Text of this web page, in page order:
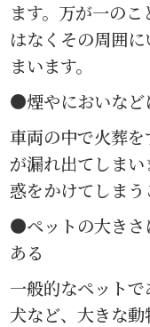
ます。万が一の
はなくその周囲
まいます。
●煙やにおいなど
車両の中で火葬
が漏れ出てしま
惑をかけてしまう
●ペットの大きさ
ある
一般的なペット
犬など、大きな